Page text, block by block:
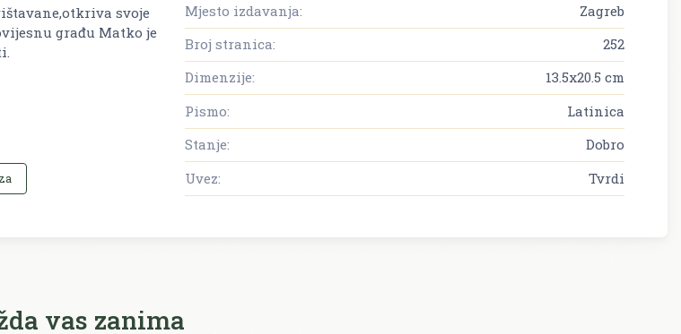
svoje
građu Matko je
Mjesto izdavanja:
Zagreb
Broj stranica:
252
Dimenzije:
13.5x20.5 cm
Pismo:
Latinica
Stanje:
Dobro
Uvez:
Tvrdi
vas zanima